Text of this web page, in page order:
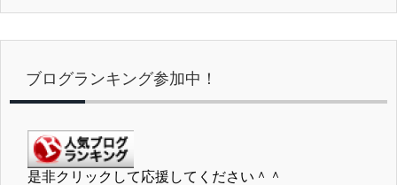
ブログランキング参加中！
是非クリックして応援してください＾＾